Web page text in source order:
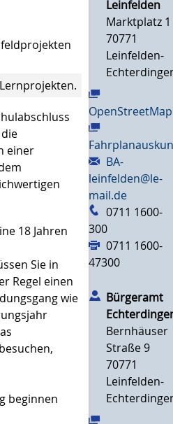
einer
18 Jahren
Sie in
Regel einen
wie
beginnen
Leinfelden
Marktplatz 1
70771
Leinfelden-
OpenStreetMap
BA-
leinfelden@le-
mail.de
0711 1600-
300
0711 1600-
47300
Bürgeramt
Bernhäuser
Straße 9
70771
Leinfelden-